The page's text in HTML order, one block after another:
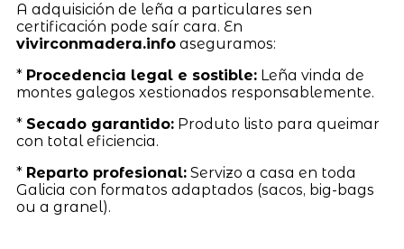
A adquisición de leña a particulares sen
certificación pode saír cara. En
vivirconmadera.infoaseguramos:
* Procedencia legal e sostible:Leña vinda de
montes galegos xestionados responsablemente.
* Secado garantido:Produto listo para queimar
con total eficiencia.
* Reparto profesional:Servizo a casa en toda
Galicia con formatos adaptados (sacos, big-bags
ou a granel).